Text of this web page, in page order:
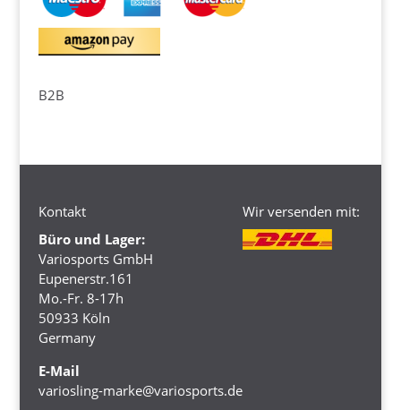
B2B
Kontakt
Büro und Lager:
Variosports GmbH
Eupenerstr.161
Mo.-Fr. 8-17h
50933 Köln
Germany
E-Mail
variosling-marke@variosports.de
Wir versenden mit: